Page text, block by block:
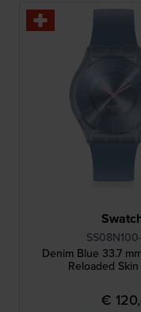
Denim Blue 33.7
Reloaded
€